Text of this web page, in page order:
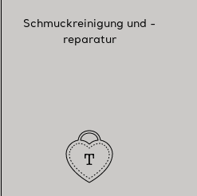
Schmuckreinigung und -
reparatur